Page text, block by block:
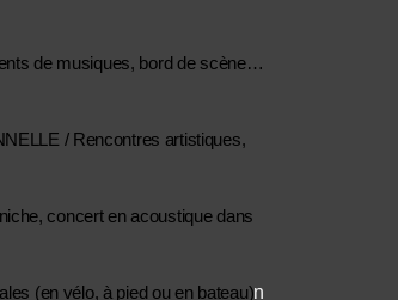
de musiques, bord de scène…
/ Rencontres artistiques,
concert en acoustique dans
(en vélo, à pied ou en bateau)n